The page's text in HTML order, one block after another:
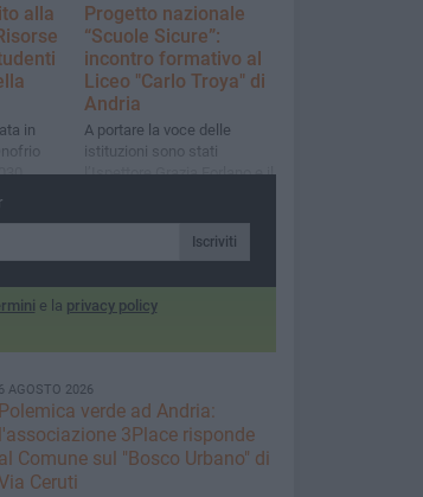
alla
in
Progetto nazionale
“Scuole Sicure”:
incontro formativo al
Liceo "Carlo Troya" di
Andria
A portare la voce delle
istituzioni sono stati
l’Ispettore Grazia Forlano e il
Iscriviti
e la privacy policy
6 AGOSTO 2026
Polemica verde ad Andria:
l'associazione 3Place risponde
al Comune sul "Bosco Urbano" di
Ceruti